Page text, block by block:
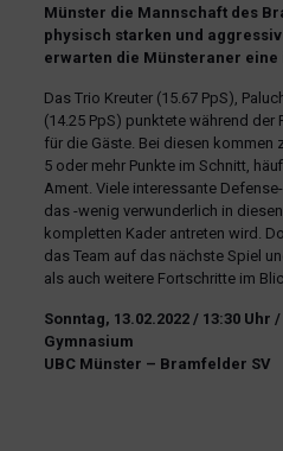
Münster die Mannschaft des
physisch starken und
erwarten die Münsteraner eine
Das Trio Kreuter (15.67 PpS),
(14.25 PpS) punktete während
für die Gäste. Bei diesen kommen
5 oder mehr Punkte im Schnitt,
Ament. Viele interessante
das -wenig verwunderlich in
kompletten Kader antreten wird.
das Team auf das nächste Spiel
als auch weitere Fortschritte im
Sonntag, 13.02.2022 / 13:30
Gymnasium
UBC Münster – Bramfelder SV